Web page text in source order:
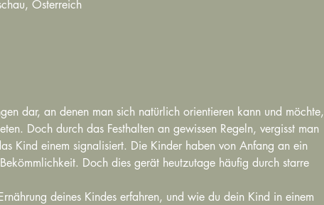
Österreich
dar, an denen man sich natürlich orientieren kann und möchte,
Doch durch das Festhalten an gewissen Regeln, vergisst man
Kind einem signalisiert. Die Kinder haben von Anfang an ein
Doch dies gerät heutzutage häufig durch starre
deines Kindes erfahren, und wie du dein Kind in einem